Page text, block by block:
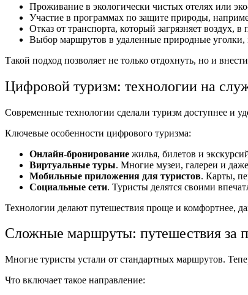
Проживание в экологически чистых отелях или
Участие в программах по защите природы,
Отказ от транспорта, который загрязняет воздух,
Выбор маршрутов в удаленные природные уголки,
Такой подход позволяет не только отдохнуть, но и
Цифровой туризм: технологии на
Современные технологии сделали туризм доступнее и
Ключевые особенности цифрового туризма:
Онлайн-бронирование жилья, билетов и
Виртуальные туры. Многие музеи, галереи и
Мобильные приложения для туристов. Карты,
Социальные сети. Туристы делятся своими
Технологии делают путешествия проще и комфортнее,
Сложные маршруты: путешествия за
Многие туристы устали от стандартных маршрутов.
Что включает такое направление: